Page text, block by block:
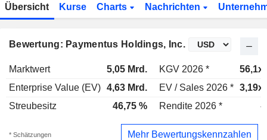
Übersicht Kurse Charts Nachrichten
Bewertung: Paymentus Holdings, Inc.
Marktwert 5,05 Mrd. KGV 2026 *
56,1x
Enterprise Value (EV) 4,63 Mrd. EV / Sales 2026 * 3,19x
Streubesitz
46,75 % Rendite 2026 * -
* Schätzungen Mehr Bewertungskennzahlen